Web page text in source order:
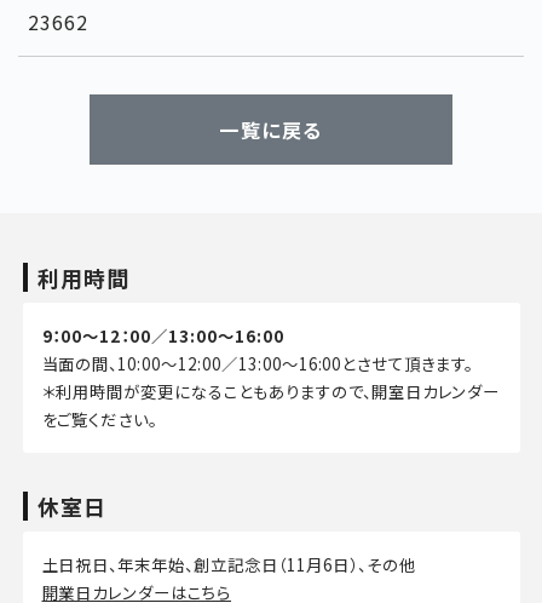
23662
一覧に戻る
利用時間
9：00～12：00／13:00～16:00
当面の間、10:00～12:00／13:00～16:00とさせて頂きます。
＊利用時間が変更になることもありますので、開室日カレンダー
をご覧ください。
休室日
土日祝日、年末年始、創立記念日（11月6日）、その他
開業日カレンダーはこちら